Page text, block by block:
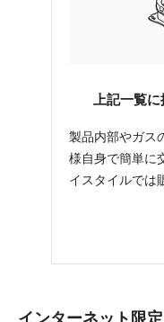
上記一覧
製品内部やガス
様自身で簡単に
イスタイルでは
インターネット限